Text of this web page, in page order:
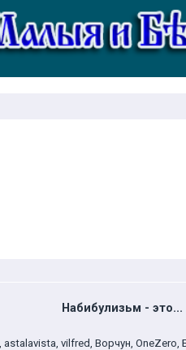
Набибулизьм - это...
vilfred, Ворчун, OneZero,